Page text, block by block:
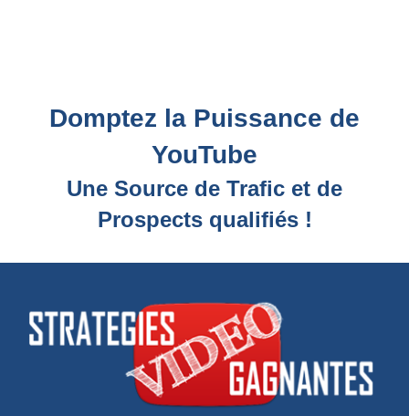
Domptez la Puissance de
YouTube
Une Source de Trafic et de
Prospects qualifiés !